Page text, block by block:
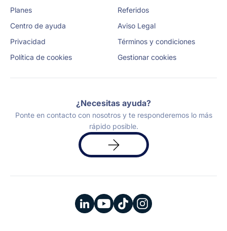
Planes
Referidos
Centro de ayuda
Aviso Legal
Privacidad
Términos y condiciones
Política de cookies
Gestionar cookies
¿Necesitas ayuda?
Ponte en contacto con nosotros y te responderemos lo más
rápido posible.
Solicita
una
demo